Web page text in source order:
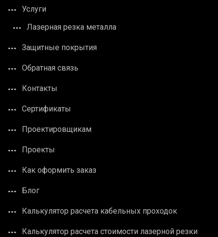
Услуги
Лазерная резка металла
Защитные покрытия
Обратная связь
Контакты
Сертификаты
Проектировщикам
Проекты
Как оформить заказ
Блог
Калькулятор расчета кабельных проходок
Калькулятор расчета стоимости лазерной резки